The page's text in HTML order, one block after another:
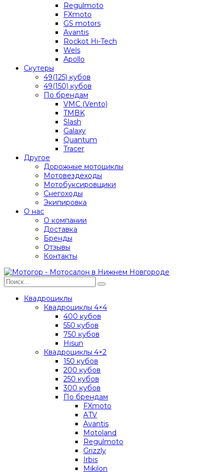
Regulmoto
FXmoto
GS motors
Avantis
Rockot Hi-Tech
Wels
Apollo
Скутеры
49(125) кубов
49(150) кубов
По брендам
VMC (Vento)
TMBK
Slash
Galaxy
Quantum
Tracer
Другое
Дорожные мотоциклы
Мотовездеходы
Мотобуксировщики
Снегоходы
Экипировка
О нас
О компании
Доставка
Бренды
Отзывы
Контакты
Квадроциклы
Квадроциклы 4×4
400 кубов
550 кубов
750 кубов
Hisun
Квадроциклы 4×2
150 кубов
200 кубов
250 кубов
300 кубов
По брендам
FXmoto
ATV
Avantis
Motoland
Regulmoto
Grizzly
Irbis
Mikilon